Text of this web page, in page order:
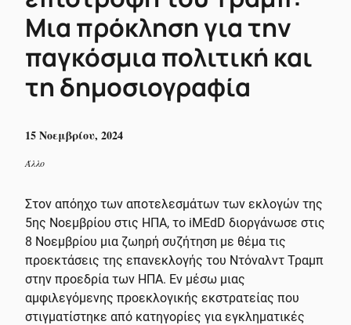
Μια πρόκληση για την
παγκόσμια πολιτική και
τη δημοσιογραφία
15 Νοεμβρίου, 2024
Άλλο
Στον απόηχο των αποτελεσμάτων των εκλογών της
5ης Νοεμβρίου στις ΗΠΑ, το iMEdD διοργάνωσε στις
8 Νοεμβρίου μια ζωηρή συζήτηση με θέμα τις
προεκτάσεις της επανεκλογής του Ντόναλντ Τραμπ
στην προεδρία των ΗΠΑ. Εν μέσω μιας
αμφιλεγόμενης προεκλογικής εκστρατείας που
στιγματίστηκε από κατηγορίες για εγκληματικές